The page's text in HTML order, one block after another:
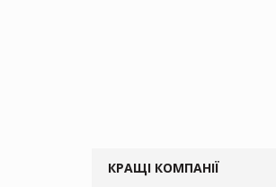
КРАЩІ КОМПАНІЇ